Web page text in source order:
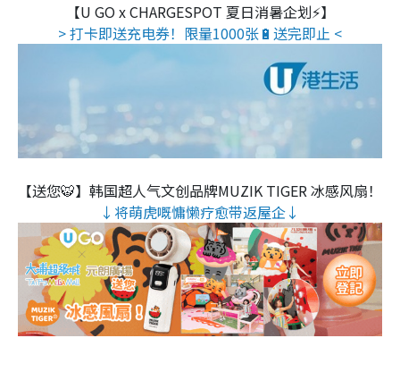
【U GO x CHARGESPOT 夏日消暑企划⚡】
> 打卡即送充电券！限量1000张🔋送完即止 <
【送您🐯】韩国超人气文创品牌MUZIK TIGER 冰感风扇！
↓将萌虎嘅慵懒疗愈带返屋企↓